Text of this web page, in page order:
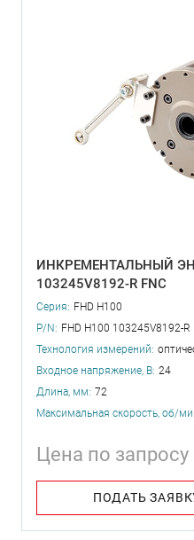
ИНКРЕМЕНТАЛЬНЫЙ
103245V8192-R FNC
Серия: FHD H100
P/N: FHD H100 103245V8192-R
Технология измерений:
Входное напряжение, В: 24
Длина, мм: 72
Максимальная скорость, об/
Цена по запросу
ПОДАТЬ